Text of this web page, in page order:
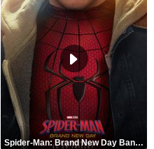
Spider-Man: Brand New Day Bande-annonce VO STFR